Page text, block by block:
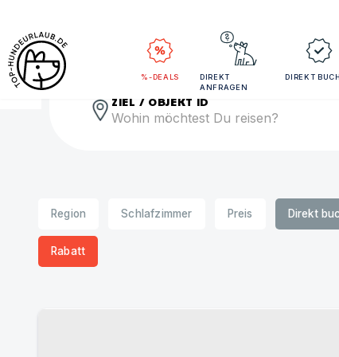
%-DEALS
DIREKT
ANFRAGEN
DIREKT
ZIEL / OBJEKT ID
Region Schlafzimmer Preis Direkt
Rabatt